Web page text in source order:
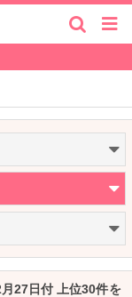
27日付 上位30件を